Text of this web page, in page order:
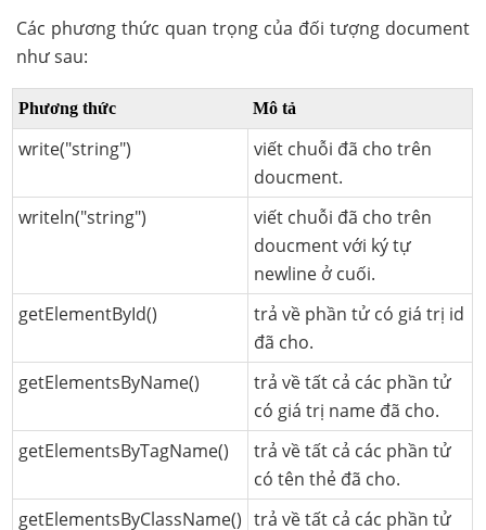
Các phương thức quan trọng của đối tượng document
như sau:
Phương thức Mô tả
write("string")
viết chuỗi đã cho trên
doucment.
writeln("string")
viết chuỗi đã cho trên
doucment với ký tự
newline ở cuối.
getElementById()
trả về phần tử có giá trị id
đã cho.
getElementsByName()
trả về tất cả các phần tử
có giá trị name đã cho.
getElementsByTagName()
trả về tất cả các phần tử
có tên thẻ đã cho.
getElementsByClassName() trả về tất cả các phần tử